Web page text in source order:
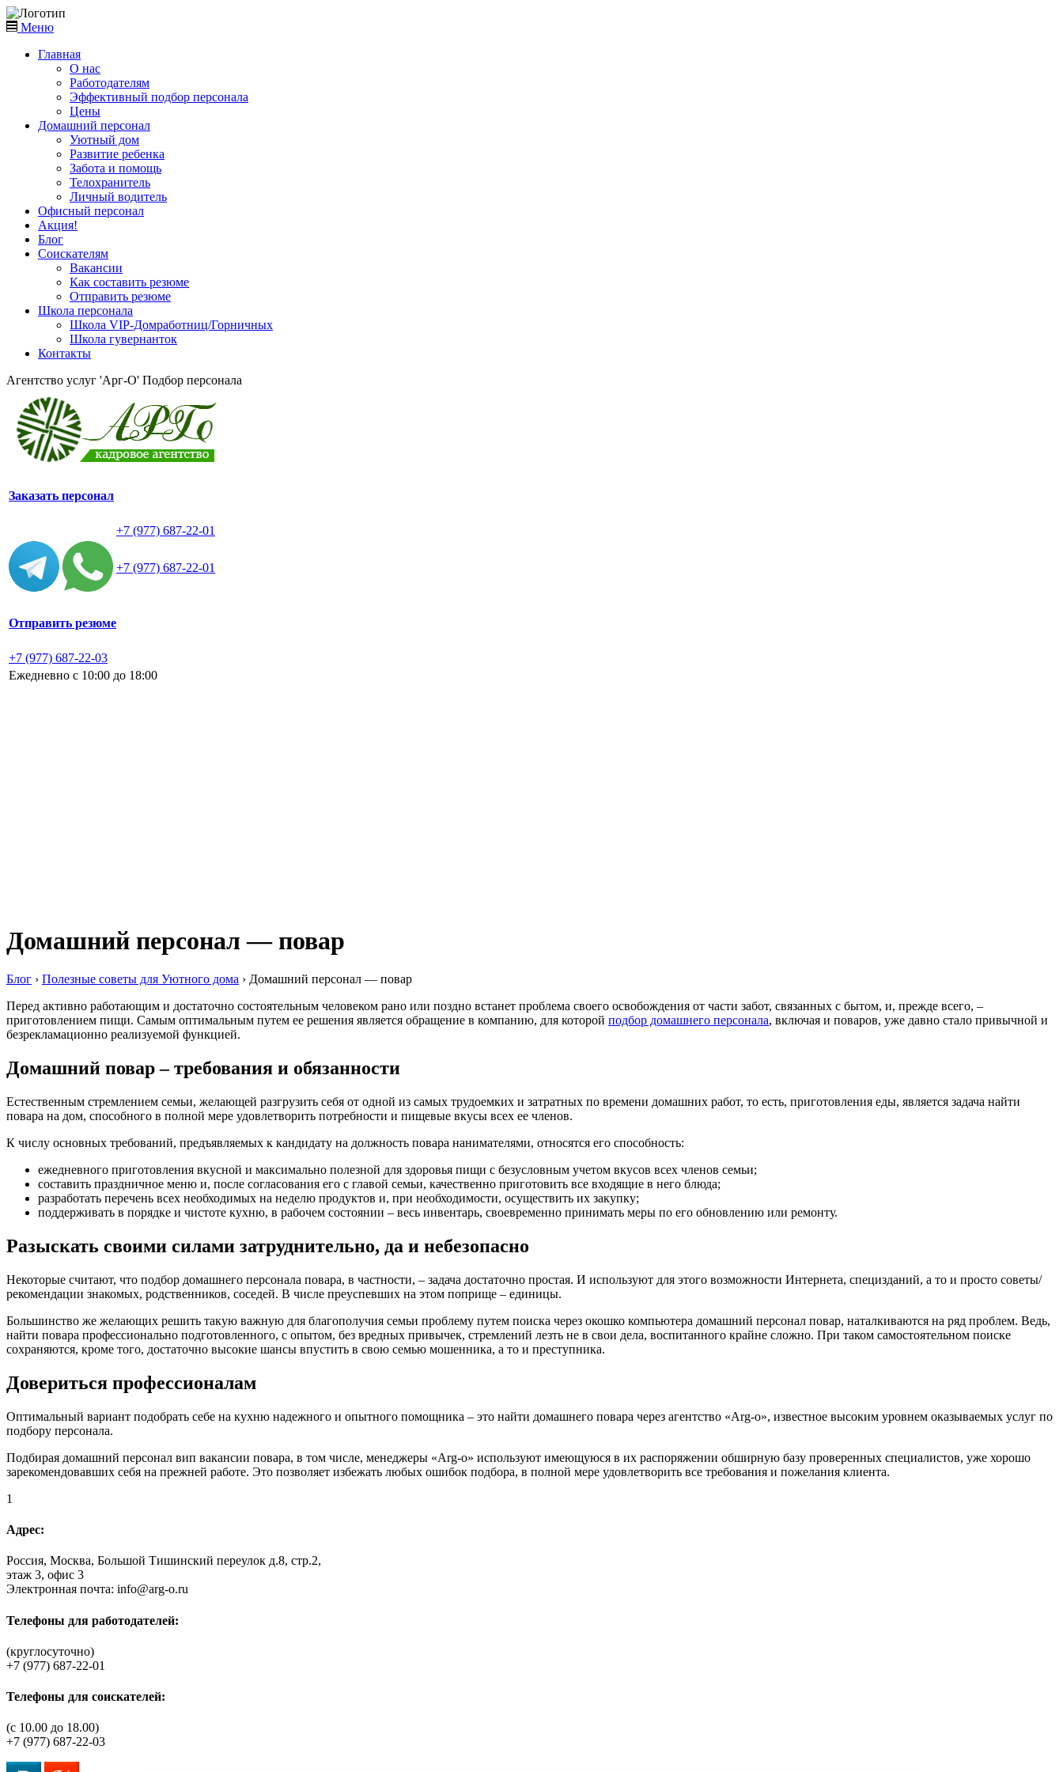
Меню
Главная
О нас
Работодателям
Эффективный подбор персонала
Цены
Домашний персонал
Уютный дом
Развитие ребенка
Забота и помощь
Телохранитель
Личный водитель
Офисный персонал
Акция!
Блог
Соискателям
Вакансии
Как составить резюме
Отправить резюме
Школа персонала
Школа VIP-Домработниц/Горничных
Школа гувернанток
Контакты
Агентство услуг 'Арг-О' Подбор персонала
Заказать персонал
+7 (977) 687-22-01
+7 (977) 687-22-01
Отправить резюме
+7 (977) 687-22-03
Ежедневно с 10:00 до 18:00
Домашний персонал — повар
Блог › Полезные советы для Уютного дома › Домашний персонал — повар
Перед активно работающим и достаточно состоятельным человеком рано или поздно встанет проблема своего освобождения от части забот, связанных с бытом, и, прежде всего, –
приготовлением пищи. Самым оптимальным путем ее решения является обращение в компанию, для которой подбор домашнего персонала, включая и поваров, уже давно стало привычной и
безрекламационно реализуемой функцией.
Домашний повар – требования и обязанности
Естественным стремлением семьи, желающей разгрузить себя от одной из самых трудоемких и затратных по времени домашних работ, то есть, приготовления еды, является задача найти
повара на дом, способного в полной мере удовлетворить потребности и пищевые вкусы всех ее членов.
К числу основных требований, предъявляемых к кандидату на должность повара нанимателями, относятся его способность:
ежедневного приготовления вкусной и максимально полезной для здоровья пищи с безусловным учетом вкусов всех членов семьи;
составить праздничное меню и, после согласования его с главой семьи, качественно приготовить все входящие в него блюда;
разработать перечень всех необходимых на неделю продуктов и, при необходимости, осуществить их закупку;
поддерживать в порядке и чистоте кухню, в рабочем состоянии – весь инвентарь, своевременно принимать меры по его обновлению или ремонту.
Разыскать своими силами затруднительно, да и небезопасно
Некоторые считают, что подбор домашнего персонала повара, в частности, – задача достаточно простая. И используют для этого возможности Интернета, специзданий, а то и просто советы/
рекомендации знакомых, родственников, соседей. В числе преуспевших на этом поприще – единицы.
Большинство же желающих решить такую важную для благополучия семьи проблему путем поиска через окошко компьютера домашний персонал повар, наталкиваются на ряд проблем. Ведь,
найти повара профессионально подготовленного, с опытом, без вредных привычек, стремлений лезть не в свои дела, воспитанного крайне сложно. При таком самостоятельном поиске
сохраняются, кроме того, достаточно высокие шансы впустить в свою семью мошенника, а то и преступника.
Довериться профессионалам
Оптимальный вариант подобрать себе на кухню надежного и опытного помощника – это найти домашнего повара через агентство «Arg-o», известное высоким уровнем оказываемых услуг по
подбору персонала.
Подбирая домашний персонал вип вакансии повара, в том числе, менеджеры «Arg-o» используют имеющуюся в их распоряжении обширную базу проверенных специалистов, уже хорошо
зарекомендовавших себя на прежней работе. Это позволяет избежать любых ошибок подбора, в полной мере удовлетворить все требования и пожелания клиента.
1
Адрес:
Россия, Москва, Большой Тишинский переулок д.8, стр.2,
этаж 3, офис 3
Электронная почта: info@arg-o.ru
Телефоны для работодателей:
(круглосуточно)
+7 (977) 687-22-01
Телефоны для соискателей:
(c 10.00 до 18.00)
+7 (977) 687-22-03